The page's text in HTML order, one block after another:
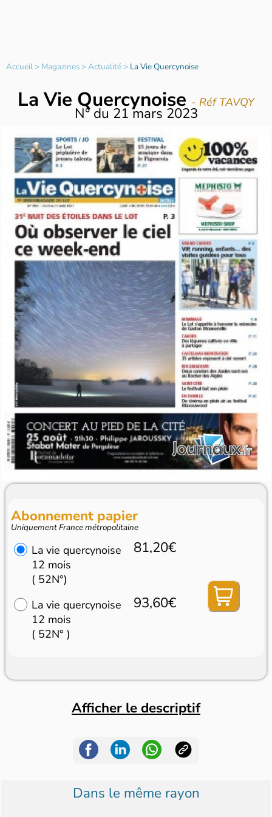
Accueil> Magazines>Actualité> La Vie Quercynoise
La Vie Quercynoise - Réf TAVQY
N°du 21 mars 2023
Abonnement papier
Uniquement France métropolitaine
La vie quercynoise
12 mois
( 52N°)
81,20€
La vie quercynoise
12 mois
( 52N° )
93,60€
Afficher le descriptif
Dans le même rayon